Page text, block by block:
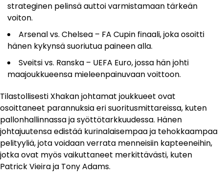
strateginen pelinsä auttoi varmistamaan tärkeän
voiton.
Arsenal vs. Chelsea – FA Cupin finaali, joka osoitti
hänen kykynsä suoriutua paineen alla.
Sveitsi vs. Ranska – UEFA Euro, jossa hän johti
maajoukkueensa mieleenpainuvaan voittoon.
Tilastollisesti Xhakan johtamat joukkueet ovat
osoittaneet parannuksia eri suoritusmittareissa, kuten
pallonhallinnassa ja syöttötarkkuudessa. Hänen
johtajuutensa edistää kurinalaisempaa ja tehokkaampaa
pelityyliä, jota voidaan verrata menneisiin kapteeneihin,
jotka ovat myös vaikuttaneet merkittävästi, kuten
Patrick Vieira ja Tony Adams.